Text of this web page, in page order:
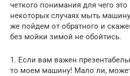
четкого понимания для чего
некоторых случаях мыть
же пойдем от обратного и
без мойки зимой не обойтись.
1. Если вам важен
то моем машину! Мало ли,